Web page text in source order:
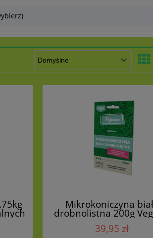
Mikrokoniczyna
drobnolistna 200g
39,95 zł